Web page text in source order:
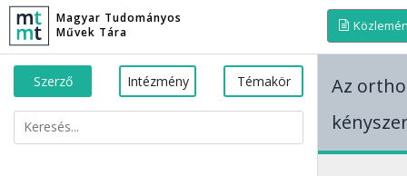
Magyar Tudományos
Művek Tára
Szerző Intézmény Témakör
Az